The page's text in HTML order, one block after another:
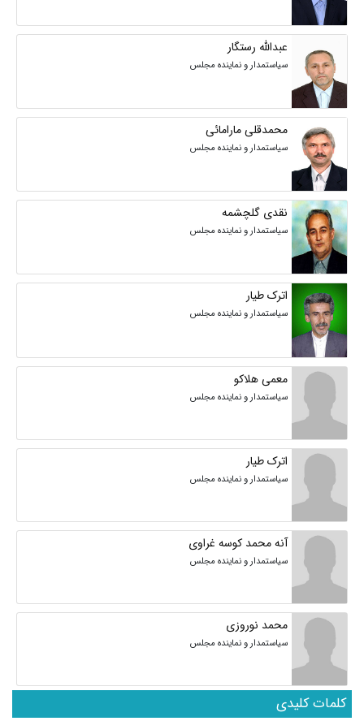
عبدالله رستگار
سیاستمدار و نماینده مجلس
محمدقلی مارامائی
سیاستمدار و نماینده مجلس
نقدی گلچشمه
سیاستمدار و نماینده مجلس
اترک طیار
سیاستمدار و نماینده مجلس
معمی هلاکو
سیاستمدار و نماینده مجلس
اترک طیار
سیاستمدار و نماینده مجلس
آنه محمد کوسه غراوی
سیاستمدار و نماینده مجلس
محمد نوروزی
سیاستمدار و نماینده مجلس
کلمات کلیدی